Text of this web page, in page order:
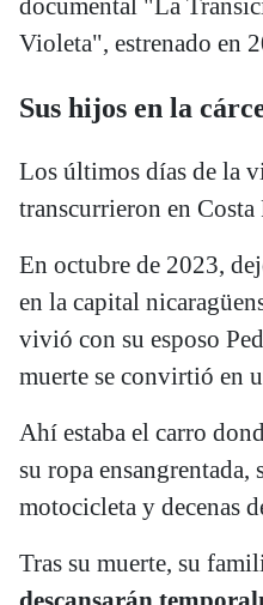
documental "La
Violeta", estrenado en
Sus hijos en la
Los últimos días de la
transcurrieron en Costa
En octubre de 2023,
en la capital
vivió con su esposo
muerte se convirtió en
Ahí estaba el carro
su ropa ensangrentada,
motocicleta y decenas
Tras su muerte, su